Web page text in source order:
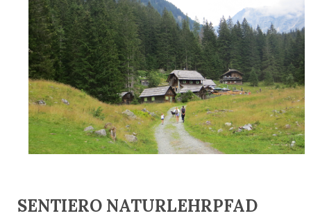
SENTIERO NATURLEHRPFAD